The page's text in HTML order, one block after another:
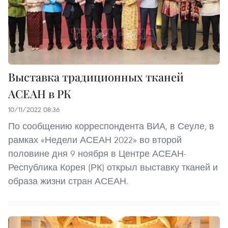
Выставка традиционных тканей
АСЕАН в РК
10/11/2022 08:36
По сообщению корреспондента ВИА, в Сеуле, в
рамках «Недели АСЕАН 2022» во второй
половине дня 9 ноября в Центре АСЕАН-
Республика Корея (РК) открыл выставку тканей и
образа жизни стран АСЕАН.